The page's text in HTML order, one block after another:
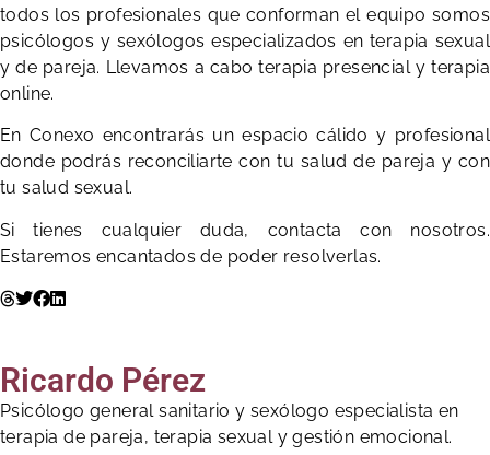
todos los profesionales que conforman el equipo somos
psicólogos y sexólogos especializados en terapia sexual
y de pareja. Llevamos a cabo terapia presencial y terapia
online.
En Conexo encontrarás un espacio cálido y profesional
donde podrás reconciliarte con tu salud de pareja y con
tu salud sexual.
Si tienes cualquier duda, contacta con nosotros.
Estaremos encantados de poder resolverlas.
Ricardo Pérez
Psicólogo general sanitario y sexólogo especialista en
terapia de pareja, terapia sexual y gestión emocional.